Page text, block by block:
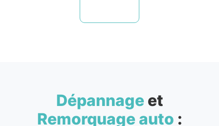
Dépannageet
Remorquage auto :